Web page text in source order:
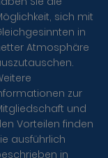
sich mit
in
Atmosphäre
zur
und
Vorteilen finden
ausführlich
in